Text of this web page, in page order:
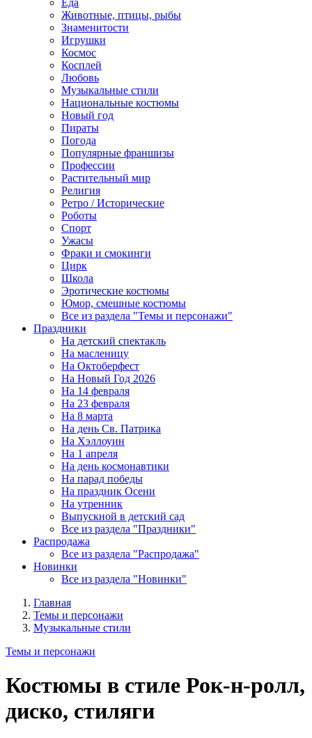
Еда
Животные, птицы, рыбы
Знаменитости
Игрушки
Космос
Косплей
Любовь
Музыкальные стили
Национальные костюмы
Новый год
Пираты
Погода
Популярные франшизы
Профессии
Растительный мир
Религия
Ретро / Исторические
Роботы
Спорт
Ужасы
Фраки и смокинги
Цирк
Школа
Эротические костюмы
Юмор, смешные костюмы
Все из раздела "Темы и персонажи"
Праздники
На детский спектакль
На масленицу
На Октоберфест
На Новый Год 2026
На 14 февраля
На 23 февраля
На 8 марта
На день Св. Патрика
На Хэллоуин
На 1 апреля
На день космонавтики
На парад победы
На праздник Осени
На утренник
Выпускной в детский сад
Все из раздела "Праздники"
Распродажа
Все из раздела "Распродажа"
Новинки
Все из раздела "Новинки"
Главная
Темы и персонажи
Музыкальные стили
Темы и персонажи
Костюмы в стиле Рок-н-ролл,
диско, стиляги